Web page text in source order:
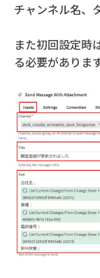
チャンネル名、
また初回設定時
る必要があります